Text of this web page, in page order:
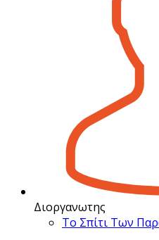
Διοργανωτης
Το Σπίτι Των